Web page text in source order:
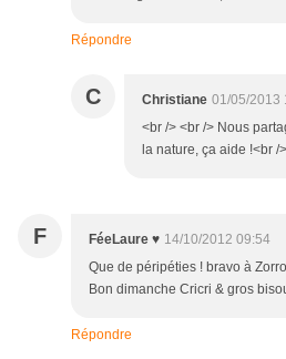
Répondre
C Christiane 01/05/2013
<br /> <br /> Nous
la nature, ça aide !<br /
F FéeLaure ♥ 14/10/2012 09:54
Que de péripéties ! bravo à
Bon dimanche Cricri & gros
Répondre